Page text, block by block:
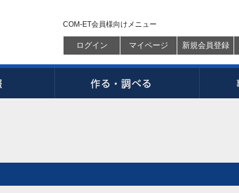
COM-ET会員様向けメニュー
ログイン マイページ 新規会員登録